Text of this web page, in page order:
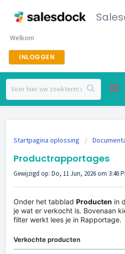
Welkom
INLOGGEN
Startpagina oplossing
Productrapportages
Gewijzigd op: Do, 11 Jun, 2026 om 3:46
Onder het tabblad Producten in
je wat er verkocht is. Bovenaan
filter werkt lees je in Rapportage.
Verkochte producten